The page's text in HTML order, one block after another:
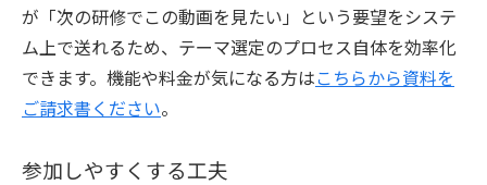
が「次の研修でこの動画を見たい」という要望をシステ
ム上で送れるため、テーマ選定のプロセス自体を効率化
できます。機能や料金が気になる方はこちらから資料を
ご請求書ください。
参加しやすくする工夫